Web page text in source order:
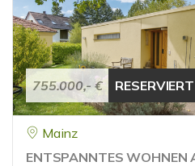
755.000,- € RESERVIERT
Mainz
ENTSPANNTES WOHNEN